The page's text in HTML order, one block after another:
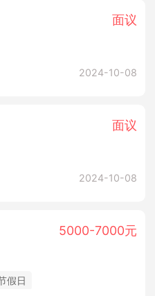
面议
2024-10-08
面议
2024-10-08
5000-7000元
假日